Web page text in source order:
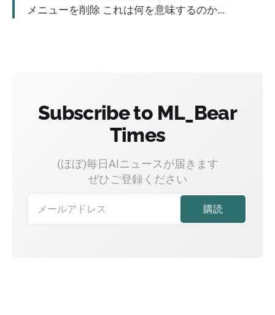
メニューを削除 これは何を意味するのか...
Subscribe to ML_Bear
Times
(ほぼ)毎日AIニュースが届きます
ぜひご登録ください